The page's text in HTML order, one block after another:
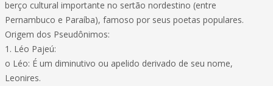
berço cultural importante no sertão nordestino (entre
Pernambuco e Paraíba), famoso por seus poetas populares.
Origem dos Pseudônimos:
1. Léo Pajeú:
o Léo: É um diminutivo ou apelido derivado de seu nome,
Leonires.